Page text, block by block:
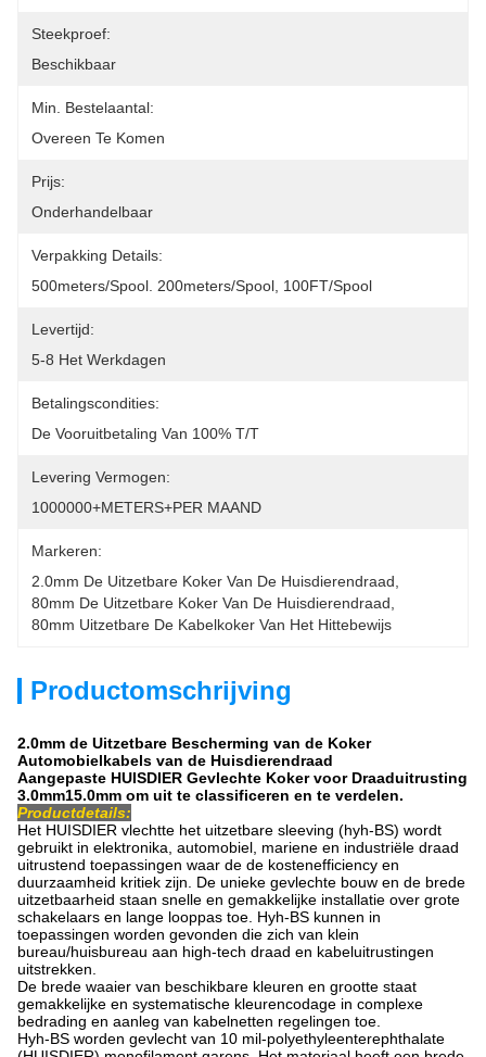
Steekproef:
Beschikbaar
Min. Bestelaantal:
Overeen Te Komen
Prijs:
Onderhandelbaar
Verpakking Details:
500meters/spool. 200meters/spool, 100FT/spool
Levertijd:
5-8 Het Werkdagen
Betalingscondities:
De Vooruitbetaling Van 100% T/T
Levering Vermogen:
1000000+METERS+PER MAAND
Markeren:
2.0mm De Uitzetbare Koker Van De Huisdierendraad
80mm De Uitzetbare Koker Van De Huisdierendraad
80mm Uitzetbare De Kabelkoker Van Het Hittebewijs
Productomschrijving
2.0mm de Uitzetbare Bescherming van de Koker
Automobielkabels van de Huisdierendraad
Aangepaste HUISDIER Gevlechte Koker voor Draaduitrusting
3.0mm15.0mm om uit te classificeren en te verdelen.
Productdetails:
Het HUISDIER vlechtte het uitzetbare sleeving (hyh-BS) wordt
gebruikt in elektronika, automobiel, mariene en industriële draad
uitrustend toepassingen waar de de kostenefficiency en
duurzaamheid kritiek zijn. De unieke gevlechte bouw en de brede
uitzetbaarheid staan snelle en gemakkelijke installatie over grote
schakelaars en lange looppas toe. Hyh-BS kunnen in
toepassingen worden gevonden die zich van klein
bureau/huisbureau aan high-tech draad en kabeluitrustingen
uitstrekken.
De brede waaier van beschikbare kleuren en grootte staat
gemakkelijke en systematische kleurencodage in complexe
bedrading en aanleg van kabelnetten regelingen toe.
Hyh-BS worden gevlecht van 10 mil-polyethyleenterephthalate